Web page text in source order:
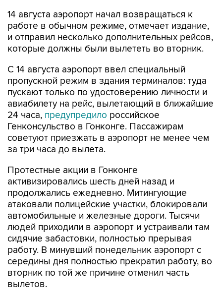
14 августа аэропорт начал возвращаться к
работе в обычном режиме, отмечает издание,
и отправил несколько дополнительных рейсов,
которые должны были вылететь во вторник.
С 14 августа аэропорт ввел специальный
пропускной режим в здания терминалов: туда
пускают только по удостоверению личности и
авиабилету на рейс, вылетающий в ближайшие
24 часа, предупредило российское
Генконсульство в Гонконге. Пассажирам
советуют приезжать в аэропорт не менее чем
за три часа до вылета.
Протестные акции в Гонконге
активизировались шесть дней назад и
продолжались ежедневно. Митингующие
атаковали полицейские участки, блокировали
автомобильные и железные дороги. Тысячи
людей приходили в аэропорт и устраивали там
сидячие забастовки, полностью прерывая
работу. В минувший понедельник аэропорт с
середины дня полностью прекратил работу, во
вторник по той же причине отменил часть
вылетов.